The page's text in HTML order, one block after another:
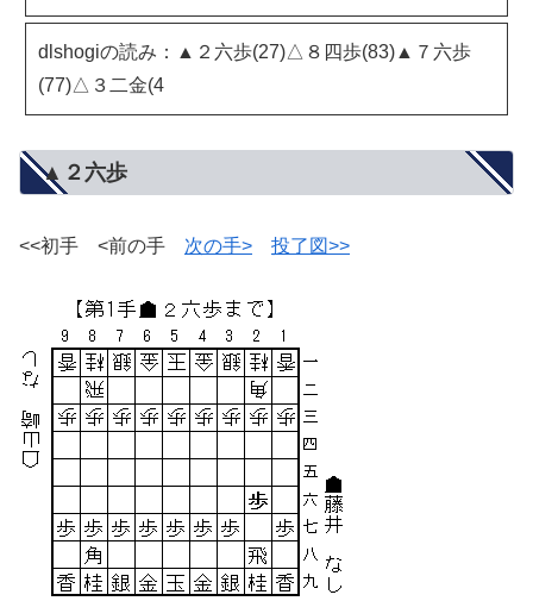
dlshogiの読み：▲２六歩(27)△８四歩(83)▲７六歩
(77)△３二金(4
▲２六歩
<<初手 <前の手 次の手> 投了図>>